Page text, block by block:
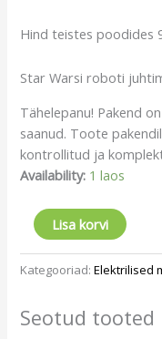
Hind teistes poodides
Star Warsi roboti
Tähelepanu! Pakend
saanud. Toote
kontrollitud ja
Availability: 1 laos
Lisa korvi
Kategooriad:Elektrilised
Seotud tooted